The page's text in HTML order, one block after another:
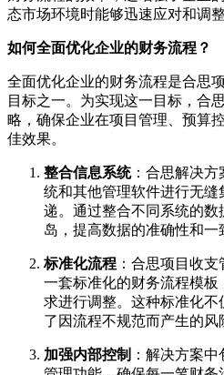
态市场环境时能够迅速应对和调整
如何全面优化企业的财务流程？
全面优化企业的财务流程是合思
目标之一。为实现这一目标，合
略，确保企业在项目管理、预算
佳效果。
整合信息系统：合思解决方
统和其他管理软件进行无
递。通过整合不同系统的数
岛，提高数据的准确性和一
标准化流程 ：合思项目收
一套标准化的财务流程模
求进行调整。这种标准化
了因流程不规范而产生的风
加强内部控制 ：解决方案